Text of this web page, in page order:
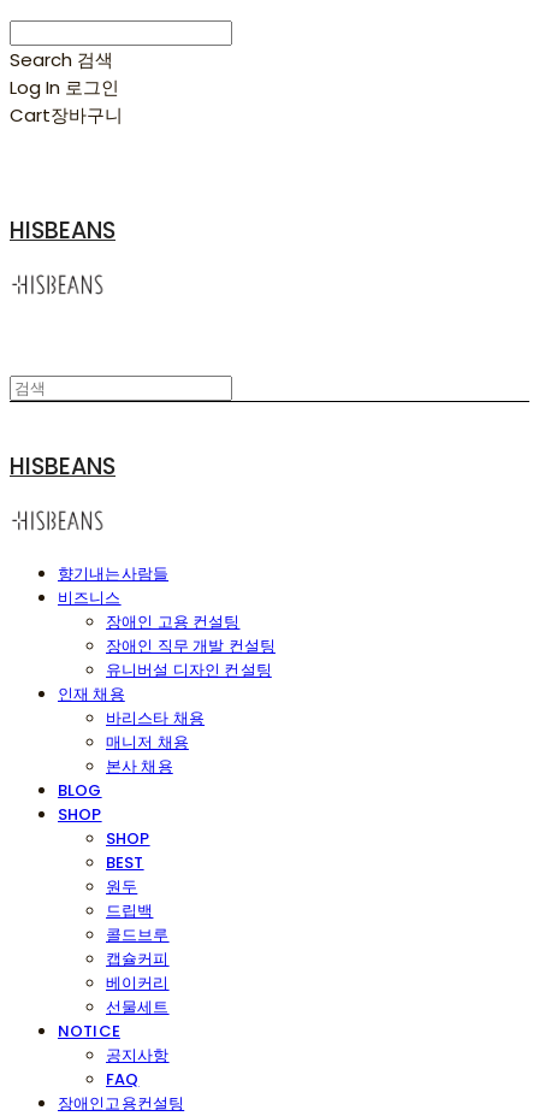
Search 검색
Log In 로그인
Cart장바구니
HISBEANS
HISBEANS
향기내는사람들
비즈니스
장애인 고용 컨설팅
장애인 직무 개발 컨설팅
유니버설 디자인 컨설팅
인재 채용
바리스타 채용
매니저 채용
본사 채용
BLOG
SHOP
SHOP
BEST
원두
드립백
콜드브루
캡슐커피
베이커리
선물세트
NOTICE
공지사항
FAQ
장애인고용컨설팅